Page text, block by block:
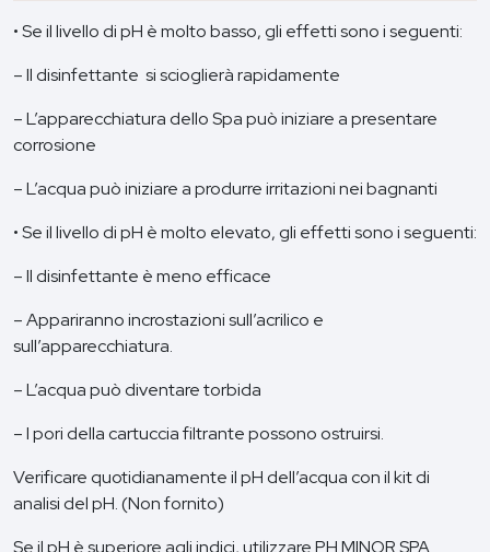
• Se il livello di pH è molto basso, gli effetti sono i seguenti:
– Il disinfettante si scioglierà rapidamente
– L’apparecchiatura dello Spa può iniziare a presentare
corrosione
– L’acqua può iniziare a produrre irritazioni nei bagnanti
• Se il livello di pH è molto elevato, gli effetti sono i seguenti:
– Il disinfettante è meno efficace
– Appariranno incrostazioni sull’acrilico e
sull’apparecchiatura.
– L’acqua può diventare torbida
– I pori della cartuccia filtrante possono ostruirsi.
Verificare quotidianamente il pH dell’acqua con il kit di
analisi del pH. (Non fornito)